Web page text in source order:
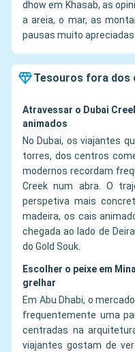
dhow em Khasab, as
a areia, o mar, as
pausas muito
Tesouros fora dos
Atravessar o Dubai
animados
No Dubai, os viajantes
torres, dos centros
modernos recordam
Creek num abra. O
perspetiva mais
madeira, os cais
chegada ao lado de
do Gold Souk.
Escolher o peixe em
grelhar
Em Abu Dhabi, o
frequentemente uma
centradas na
viajantes gostam de